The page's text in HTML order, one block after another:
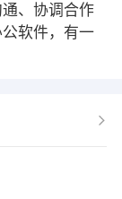
、协调合作
软件，有一